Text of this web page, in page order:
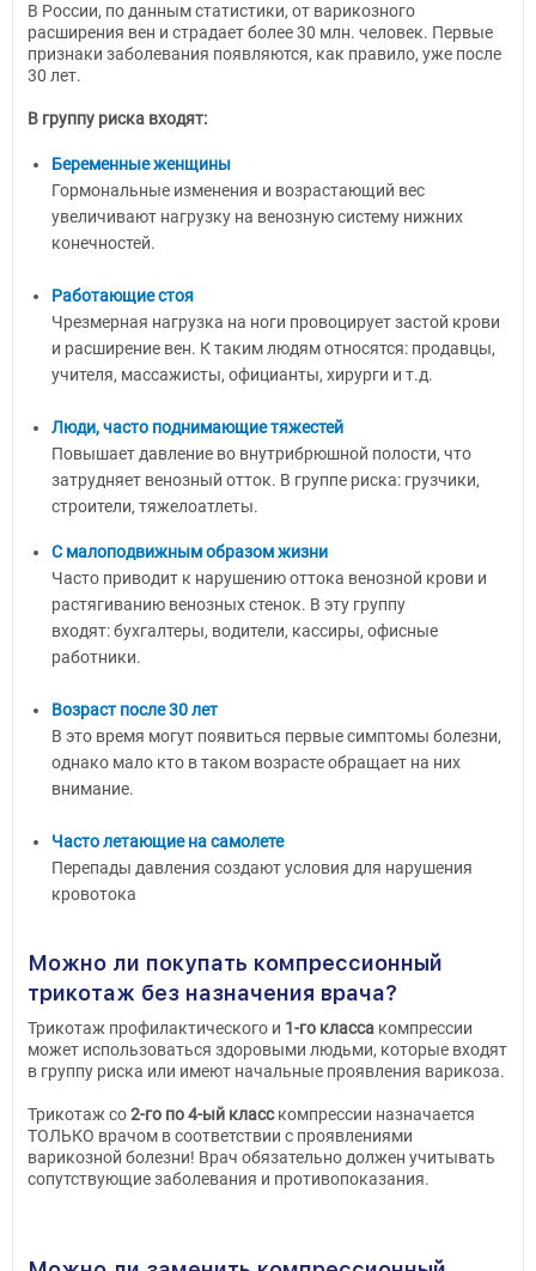
В России, по данным статистики, от варикозного
расширения вен и страдает более 30 млн. человек. Первые
признаки заболевания появляются, как правило, уже после
30 лет.
В группу риска входят:
Беременные женщины
Гормональные изменения и возрастающий вес
увеличивают нагрузку на венозную систему нижних
конечностей.
Работающие стоя
Чрезмерная нагрузка на ноги провоцирует застой крови
и расширение вен. К таким людям относятся: продавцы,
учителя, массажисты, официанты, хирурги и т.д.
Люди, часто поднимающие тяжестей
Повышает давление во внутрибрюшной полости, что
затрудняет венозный отток. В группе риска: грузчики,
строители, тяжелоатлеты.
С малоподвижным образом жизни
Часто приводит к нарушению оттока венозной крови и
растягиванию венозных стенок. В эту группу
входят: бухгалтеры, водители, кассиры, офисные
работники.
Возраст после 30 лет
В это время могут появиться первые симптомы болезни,
однако мало кто в таком возрасте обращает на них
внимание.
Часто летающие на самолете
Перепады давления создают условия для нарушения
кровотока
Можно ли покупать компрессионный
трикотаж без назначения врача?
Трикотаж профилактического и 1-го класса компрессии
может использоваться здоровыми людьми, которые входят
в группу риска или имеют начальные проявления варикоза.
Трикотаж со2-го по 4-ый класскомпрессии назначается
ТОЛЬКО врачом в соответствии с проявлениями
варикозной болезни! Врач обязательно должен учитывать
сопутствующие заболевания и противопоказания.